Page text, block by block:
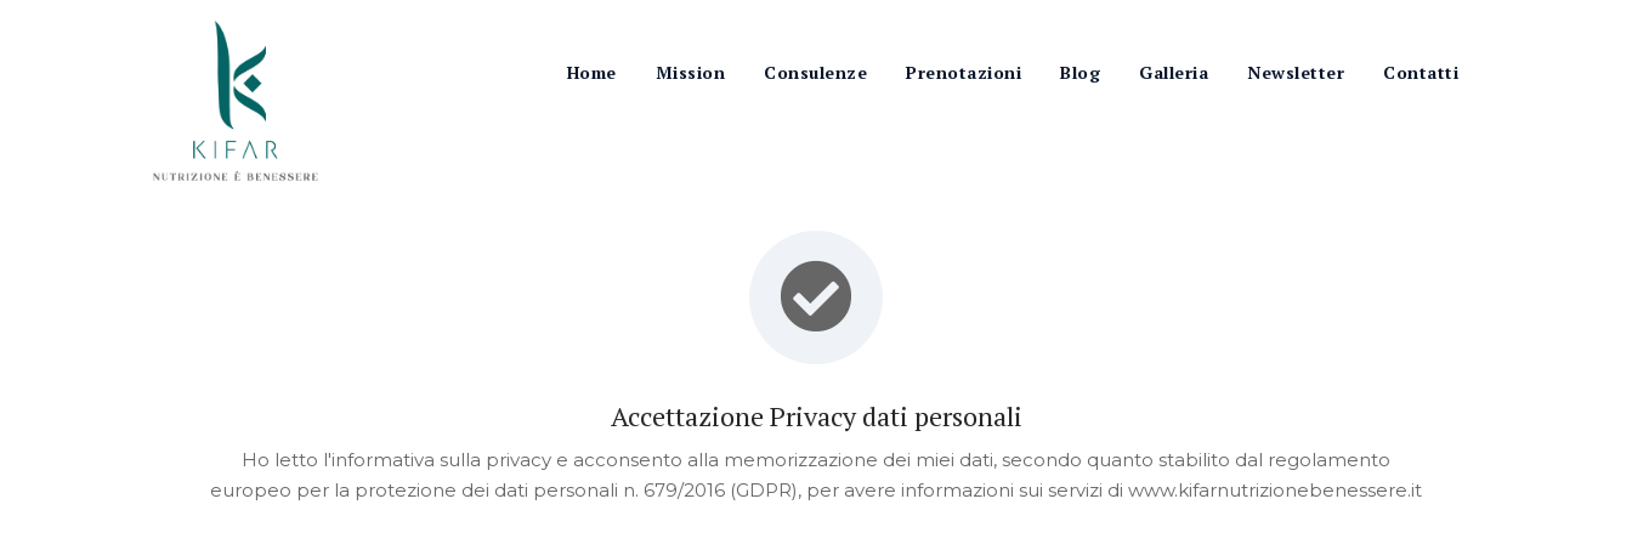
Home Mission Consulenze Prenotazioni Blog Galleria Newsletter Contatti
Accettazione Privacy dati personali
Ho letto l'informativa sulla privacy e acconsento alla memorizzazione dei miei dati, secondo quanto stabilito dal regolamento
europeo per la protezione dei dati personali n. 679/2016 (GDPR), per avere informazioni sui servizi di www.kifarnutrizionebenessere.it